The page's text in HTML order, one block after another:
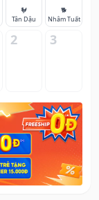
🐓
Tân Dậu
🐕
Nhâm Tuất
2 3